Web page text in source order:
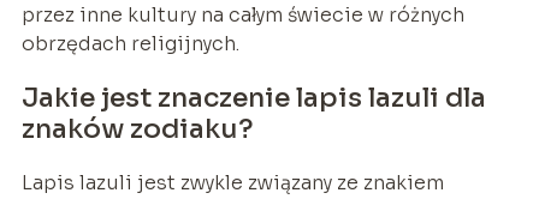
przez inne kultury na całym świecie w różnych
obrzędach religijnych.
Jakie jest znaczenie lapis lazuli dla
znaków zodiaku?
Lapis lazuli jest zwykle związany ze znakiem